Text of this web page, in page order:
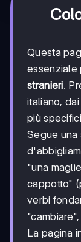
Questa
essenziale
stranieri.
italiano,
più
Segue
"una
cappotto"
verbi
La pagina